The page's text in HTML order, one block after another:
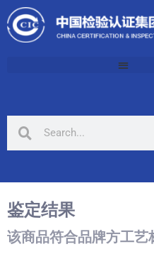
鉴定结果
该商品符合品牌方工艺